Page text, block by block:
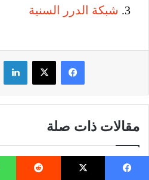
شبكة الدرر السنية
فيسبوك
مقالات ذات صلة